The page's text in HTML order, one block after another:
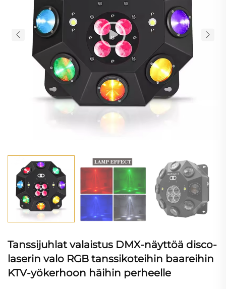
Tanssijuhlat valaistus DMX-näyttöä disco-
laserin valo RGB tanssikoteihin baareihin
KTV-yökerhoon häihin perheelle